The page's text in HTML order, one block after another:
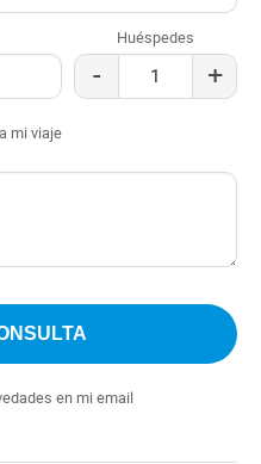
Huéspedes
- +
mi viaje
en mi email